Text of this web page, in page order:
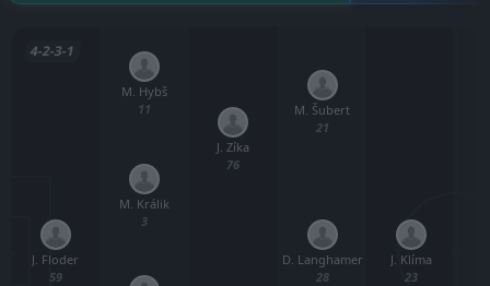
4-2-3-1
J. Floder
59
M. Králik
3
M. Hybš
11
J. Zíka
76
D. Langhamer
28
M. Šubert
21
J. Klíma
23